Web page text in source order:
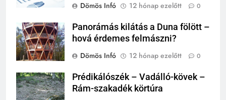
Dömös Infó
12 hónap ezelőtt 0
Panorámás kilátás a Duna fölött –
hová érdemes felmászni?
Dömös Infó
12 hónap ezelőtt 0
Prédikálószék – Vadálló-kövek –
Rám-szakadék körtúra